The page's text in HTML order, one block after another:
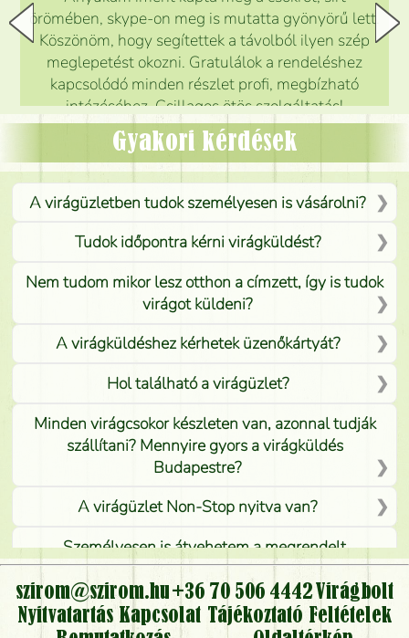
örömében, skype-on meg is mutatta gyönyörű lett.
Köszönöm, hogy segítettek a távolból ilyen szép
meglepetést okozni. Gratulálok a rendeléshez
kapcsolódó minden részlet profi, megbízható
intézéséhez. Csillagos ötös szolgáltatás!
Mónika
Gyakori kérdések
A virágüzletben tudok személyesen is vásárolni?
Tudok időpontra kérni virágküldést?
Nem tudom mikor lesz otthon a címzett, így is tudok
virágot küldeni?
A virágküldéshez kérhetek üzenőkártyát?
Hol található a virágüzlet?
Minden virágcsokor készleten van, azonnal tudják
szállítani? Mennyire gyors a virágküldés
Budapestre?
A virágüzlet Non-Stop nyitva van?
Személyesen is átvehetem a megrendelt
virágcsokrot, vagy csak virágküldéssel, kiszállítással
kérhető?
Vidékre is lehet rendelni?
szirom@szirom.hu +36 70 506 4442Virágbolt
Nyitvatartás Kapcsolat Tájékoztató Feltételek